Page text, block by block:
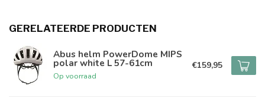
GERELATEERDE PRODUCTEN
Abus helm PowerDome MIPS
polar white L 57-61cm
Op voorraad
€159,95